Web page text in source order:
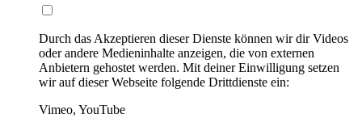
Durch das Akzeptieren dieser Dienste können wir dir Videos
oder andere Medieninhalte anzeigen, die von externen
Anbietern gehostet werden. Mit deiner Einwilligung setzen
wir auf dieser Webseite folgende Drittdienste ein:
Vimeo, YouTube